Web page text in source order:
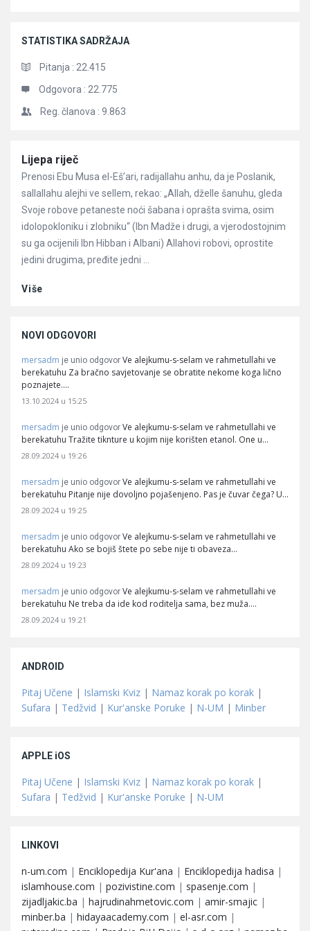
STATISTIKA SADRŽAJA
Pitanja : 22.415
Odgovora : 22.775
Reg. članova : 9.863
Članci
Lijepa riječ
Prenosi Ebu Musa el-Eš’ari, radijallahu anhu, da je Poslanik,
sallallahu alejhi ve sellem, rekao: „Allah, dželle šanuhu, gleda
Svoje robove petaneste noći šabana i oprašta svima, osim
idolopokloniku i zlobniku“ (Ibn Madže i drugi, a vjerodostojnim
su ga ocijenili Ibn Hibban i Albani) Allahovi robovi, oprostite
jedini drugima, pređite jedni ...
Više
NOVI ODGOVORI
mersadm je unio odgovor Ve alejkumu-s-selam ve rahmetullahi ve
berekatuhu Za bračno savjetovanje se obratite nekome koga lično
poznajete.…
13.10.2024 u 15:25
mersadm je unio odgovor Ve alejkumu-s-selam ve rahmetullahi ve
berekatuhu Tražite tiknture u kojim nije korišten etanol. One u…
28.09.2024 u 19:26
mersadm je unio odgovor Ve alejkumu-s-selam ve rahmetullahi ve
berekatuhu Pitanje nije dovoljno pojašenjeno. Pas je čuvar čega? U…
28.09.2024 u 19:25
mersadm je unio odgovor Ve alejkumu-s-selam ve rahmetullahi ve
berekatuhu Ako se bojiš štete po sebe nije ti obaveza…
28.09.2024 u 19:23
mersadm je unio odgovor Ve alejkumu-s-selam ve rahmetullahi ve
berekatuhu Ne treba da ide kod roditelja sama, bez muža.…
28.09.2024 u 19:21
ANDROID
Pitaj Učene | Islamski Kviz | Namaz korak po korak |
Sufara | Tedžvid | Kur'anske Poruke | N-UM | Minber
APPLE iOS
Pitaj Učene | Islamski Kviz | Namaz korak po korak |
Sufara | Tedžvid | Kur'anske Poruke | N-UM
LINKOVI
n-um.com | Enciklopedija Kur'ana | Enciklopedija hadisa |
islamhouse.com | pozivistine.com | spasenje.com |
zijadljakic.ba | hajrudinahmetovic.com | amir-smajic |
minber.ba | hidayaacademy.com | el-asr.com |